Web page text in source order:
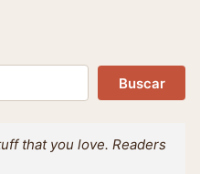
Buscar
that you love. Readers